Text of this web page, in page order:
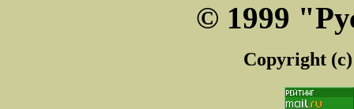
© 1999
Copyright